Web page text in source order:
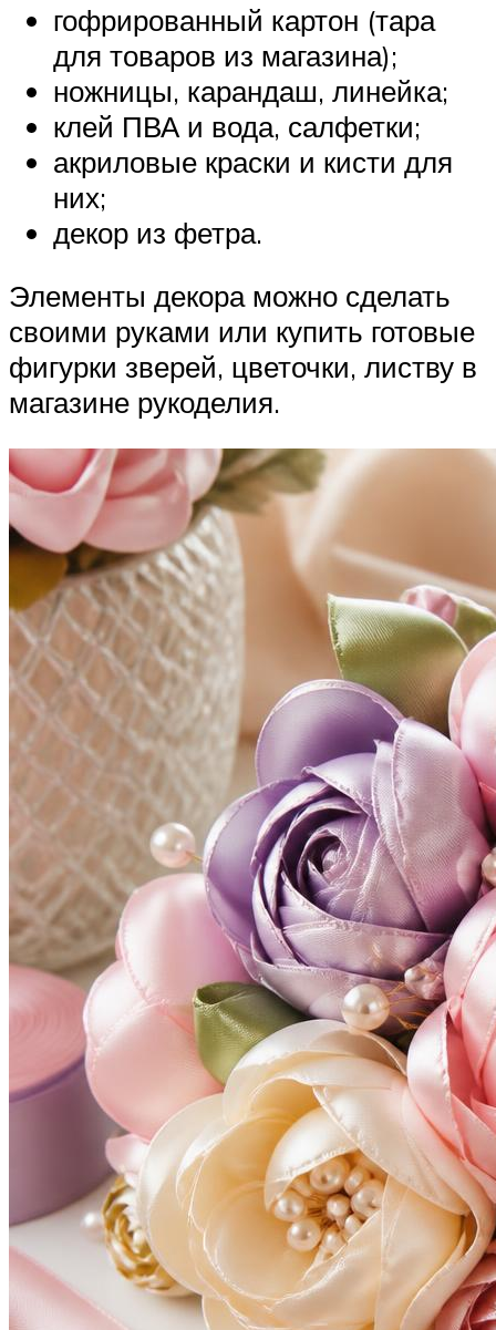
гофрированный картон (тара
для товаров из магазина);
ножницы, карандаш, линейка;
клей ПВА и вода, салфетки;
акриловые краски и кисти для
них;
декор из фетра.
Элементы декора можно сделать
своими руками или купить готовые
фигурки зверей, цветочки, листву в
магазине рукоделия.